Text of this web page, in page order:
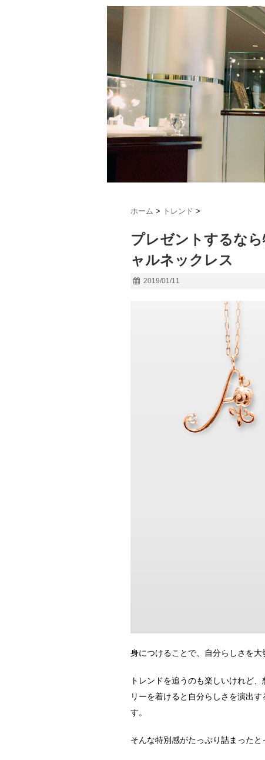
ホーム > トレンド >
プレゼントするな
ャルネックレス
2019/01/11
身につけることで、自分らしさを大
トレンドを追うのも楽しいけれど
リーを着けると自分らしさを演出
す。
そんな特別感がたっぷり詰まったと